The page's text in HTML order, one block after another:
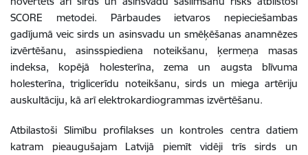
SCORE metodei. Pārbaudes ietvaros nepieciešambas
gadījumā veic sirds un asinsvadu un smēķēšanas anamnēzes
izvērtēšanu, asinsspiediena noteikšanu, ķermeņa masas
indeksa, kopējā holesterīna, zema un augsta blīvuma
holesterīna, triglicerīdu noteikšanu, sirds un miega artēriju
auskultāciju, kā arī elektrokardiogrammas izvērtēšanu.
Atbilastoši Slimību profilakses un kontroles centra datiem
katram pieaugušajam Latvijā piemīt vidēji trīs sirds un